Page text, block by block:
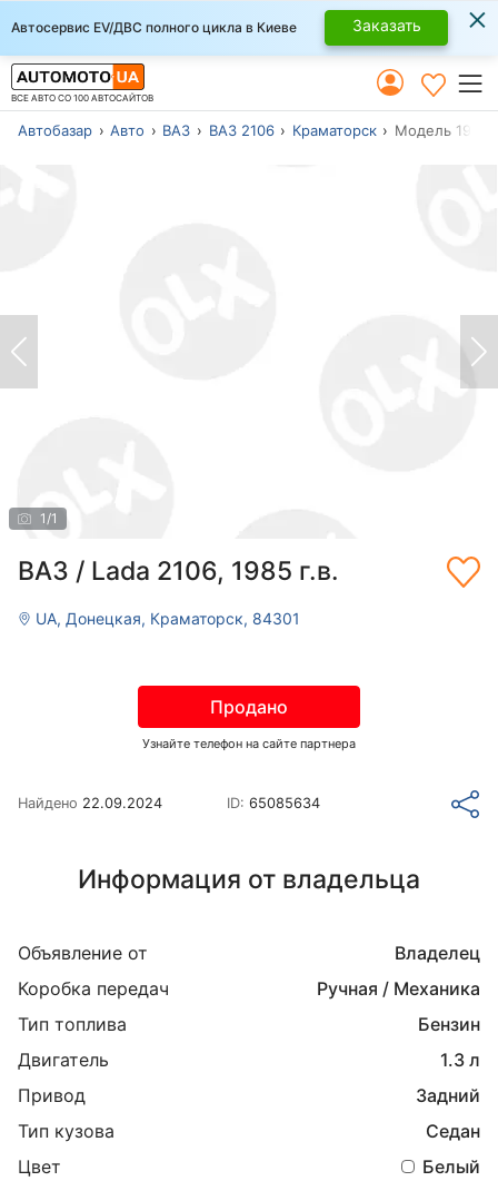
Автосервис EV/ДВС полного цикла в Киеве Заказать ×
ВСЕ АВТО СО 100 АВТОСАЙТОВ
Автобазар Авто ВАЗ ВАЗ 2106 Краматорск Модель 1985
1 /1
ВАЗ / Lada 2106, 1985 г.в.
UA, Донецкая, Краматорск, 84301
Продано
Узнайте телефон на сайте партнера
Найдено 22.09.2024 ID:65085634
Информация от владельца
Объявление от
Владелец
Коробка передач
Ручная / Механика
Тип топлива
Бензин
Двигатель
1.3 л
Привод
Задний
Тип кузова
Седан
Цвет
Белый